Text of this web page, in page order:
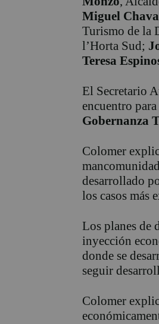
Miguel
Turismo de la
l’Horta Sud;
Teresa
El Secretario
encuentro
Gobernanza
Colomer
desarrollado
los casos más
Los planes de
inyección
donde se
seguir
Colomer